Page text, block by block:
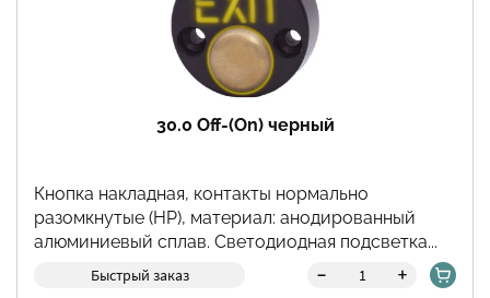
30.0 Off-(On) черный
Кнопка накладная, контакты нормально
разомкнутые (НР), материал: анодированный
алюминиевый сплав. Светодиодная подсветка...
Быстрый заказ - +